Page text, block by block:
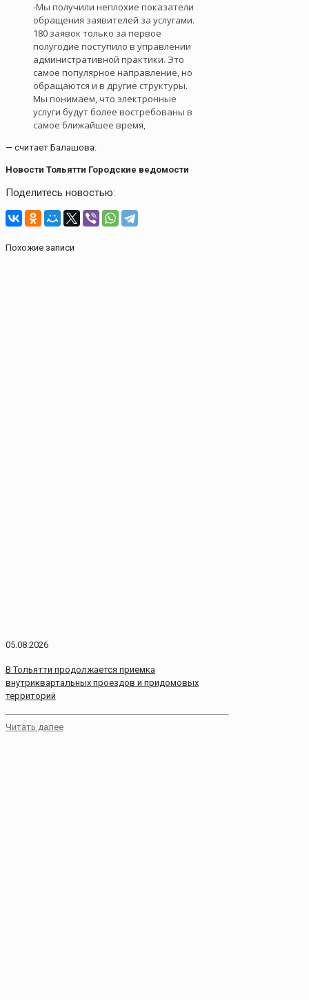
-Мы получили неплохие показатели
обращения заявителей за услугами.
180 заявок только за первое
полугодие поступило в управлении
административной практики. Это
самое популярное направление, но
обращаются и в другие структуры.
Мы понимаем, что электронные
услуги будут более востребованы в
самое ближайшее время,
— считает Балашова.
Новости Тольятти Городские ведомости
Поделитесь новостью:
Похожие записи
05.08.2026
В Тольятти продолжается приемка
внутриквартальных проездов и придомовых
территорий
Читать далее